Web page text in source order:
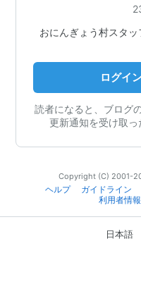
おにんぎょう村スタ
ログイ
読者になると、ブログ
更新通知を受け取っ
Copyright (C) 2001-
ヘルプ
ガイドライン
利用者情
日本語